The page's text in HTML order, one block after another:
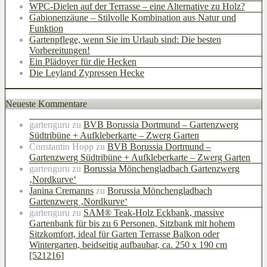
WPC-Dielen auf der Terrasse – eine Alternative zu Holz?
Gabionenzäune – Stilvolle Kombination aus Natur und
Funktion
Gartenpflege, wenn Sie im Urlaub sind: Die besten
Vorbereitungen!
Ein Plädoyer für die Hecken
Die Leyland Zypressen Hecke
Neueste Kommentare
gartenguru zu BVB Borussia Dortmund – Gartenzwerg
Südtribüne + Aufkleberkarte – Zwerg Garten
Constantin Hopp zu BVB Borussia Dortmund –
Gartenzwerg Südtribüne + Aufkleberkarte – Zwerg Garten
gartenguru zu Borussia Mönchengladbach Gartenzwerg
‚Nordkurve‘
Janina Cremanns zu Borussia Mönchengladbach
Gartenzwerg ‚Nordkurve‘
gartenguru zu SAM® Teak-Holz Eckbank, massive
Gartenbank für bis zu 6 Personen, Sitzbank mit hohem
Sitzkomfort, ideal für Garten Terrasse Balkon oder
Wintergarten, beidseitig aufbaubar, ca. 250 x 190 cm
[521216]